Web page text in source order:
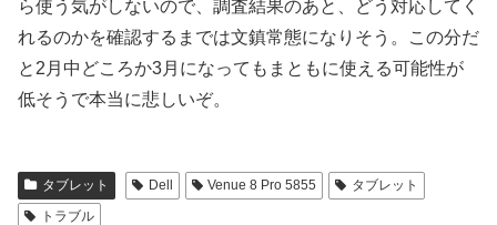
ら使う気がしないので、調査結果のあと、どう対応してく
れるのかを確認するまでは文鎮常態になりそう。この分だ
と2月中どころか3月になってもまともに使える可能性が
低そうで本当に悲しいぞ。
タブレット Dell Venue 8 Pro 5855
タブレット
トラブル